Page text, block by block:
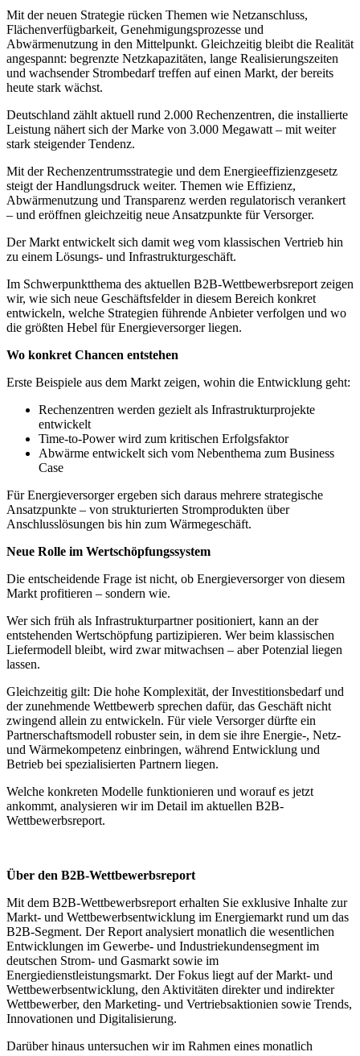
Mit der neuen Strategie rücken Themen wie Netzanschluss,
Flächenverfügbarkeit, Genehmigungsprozesse und
Abwärmenutzung in den Mittelpunkt. Gleichzeitig bleibt die Realität
angespannt: begrenzte Netzkapazitäten, lange Realisierungszeiten
und wachsender Strombedarf treffen auf einen Markt, der bereits
heute stark wächst.
Deutschland zählt aktuell rund 2.000 Rechenzentren, die installierte
Leistung nähert sich der Marke von 3.000 Megawatt – mit weiter
stark steigender Tendenz.
Mit der Rechenzentrumsstrategie und dem Energieeffizienzgesetz
steigt der Handlungsdruck weiter. Themen wie Effizienz,
Abwärmenutzung und Transparenz werden regulatorisch verankert
– und eröffnen gleichzeitig neue Ansatzpunkte für Versorger.
Der Markt entwickelt sich damit weg vom klassischen Vertrieb hin
zu einem Lösungs- und Infrastrukturgeschäft.
Im Schwerpunktthema des aktuellen B2B-Wettbewerbsreport zeigen
wir, wie sich neue Geschäftsfelder in diesem Bereich konkret
entwickeln, welche Strategien führende Anbieter verfolgen und wo
die größten Hebel für Energieversorger liegen.
Wo konkret Chancen entstehen
Erste Beispiele aus dem Markt zeigen, wohin die Entwicklung geht:
Rechenzentren werden gezielt als Infrastrukturprojekte
entwickelt
Time-to-Power wird zum kritischen Erfolgsfaktor
Abwärme entwickelt sich vom Nebenthema zum Business
Case
Für Energieversorger ergeben sich daraus mehrere strategische
Ansatzpunkte – von strukturierten Stromprodukten über
Anschlusslösungen bis hin zum Wärmegeschäft.
Neue Rolle im Wertschöpfungssystem
Die entscheidende Frage ist nicht, ob Energieversorger von diesem
Markt profitieren – sondern wie.
Wer sich früh als Infrastrukturpartner positioniert, kann an der
entstehenden Wertschöpfung partizipieren. Wer beim klassischen
Liefermodell bleibt, wird zwar mitwachsen – aber Potenzial liegen
lassen.
Gleichzeitig gilt: Die hohe Komplexität, der Investitionsbedarf und
der zunehmende Wettbewerb sprechen dafür, das Geschäft nicht
zwingend allein zu entwickeln. Für viele Versorger dürfte ein
Partnerschaftsmodell robuster sein, in dem sie ihre Energie-, Netz-
und Wärmekompetenz einbringen, während Entwicklung und
Betrieb bei spezialisierten Partnern liegen.
Welche konkreten Modelle funktionieren und worauf es jetzt
ankommt, analysieren wir im Detail im aktuellen B2B-
Wettbewerbsreport.
Über den B2B-Wettbewerbsreport
Mit dem B2B-Wettbewerbsreport erhalten Sie exklusive Inhalte zur
Markt- und Wettbewerbsentwicklung im Energiemarkt rund um das
B2B-Segment. Der Report analysiert monatlich die wesentlichen
Entwicklungen im Gewerbe- und Industriekundensegment im
deutschen Strom- und Gasmarkt sowie im
Energiedienstleistungsmarkt. Der Fokus liegt auf der Markt- und
Wettbewerbsentwicklung, den Aktivitäten direkter und indirekter
Wettbewerber, den Marketing- und Vertriebsaktionien sowie Trends,
Innovationen und Digitalisierung.
Darüber hinaus untersuchen wir im Rahmen eines monatlich